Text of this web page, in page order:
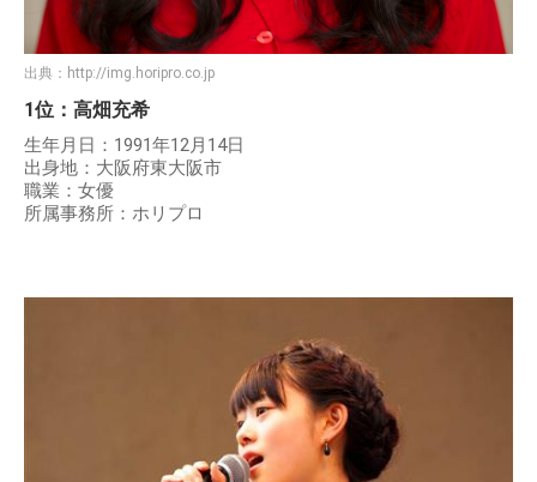
出典： http://img.horipro.co.jp
1位：高畑充希
生年月日：1991年12月14日
出身地：大阪府東大阪市
職業：女優
所属事務所：ホリプロ